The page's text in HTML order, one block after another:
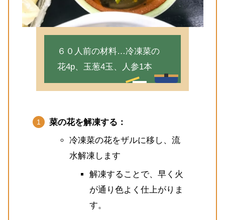
６０人前の材料…冷凍菜の
花4p、玉葱4玉、人参1本
菜の花を解凍する：
冷凍菜の花をザルに移し、流
水解凍します
解凍することで、早く火
が通り色よく仕上がりま
す。